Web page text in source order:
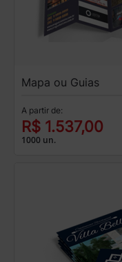
Mapa ou Guias
A partir de:
R$ 1.537,00
1000 un.